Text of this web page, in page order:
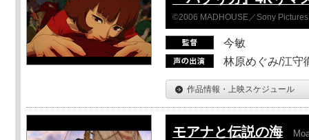
©2006 MADHOUSE／Sony
今敏
林原めぐみ/江守
作品情報・上映スケジュール
モアナと伝説の海